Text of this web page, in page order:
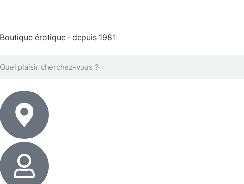
Boutique érotique · depuis 1981